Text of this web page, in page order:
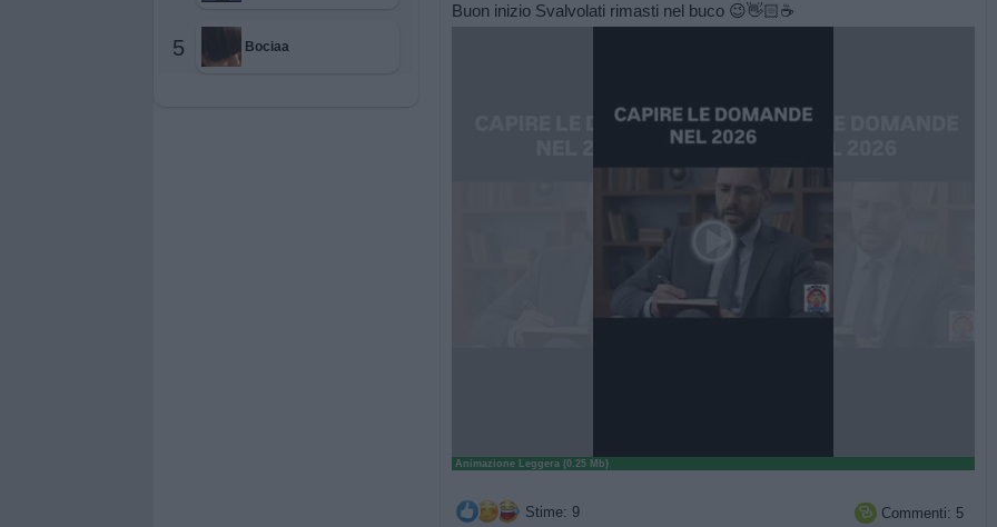
5 Bociaa
Buon inizio Svalvolati rimasti nel buco 😉👋🏻☕
Animazione Leggera (0.25 Mb)
Stime: 9  Commenti: 5